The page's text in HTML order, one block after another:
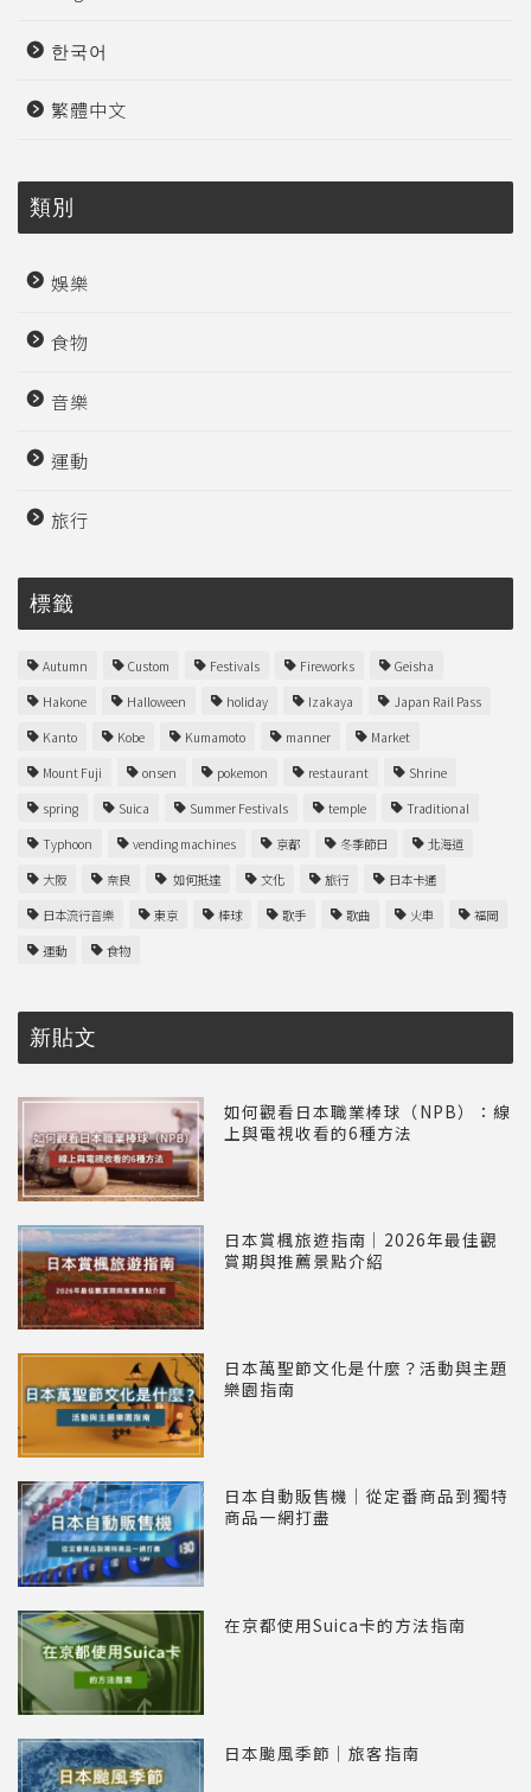
한국어
繁體中文
類別
娛樂
食物
音樂
運動
旅行
標籤
Autumn Custom Festivals Fireworks
Geisha
Hakone
Halloween holiday Izakaya
Japan Rail Pass
Kanto
Kobe Kumamoto manner
Market
Mount Fuji
onsen pokemon restaurant
Shrine
spring
Suica Summer Festivals temple
Traditional
Typhoon
vending machines 京都 冬季節日
北海道
大阪
奈良 如何抵達 文化 旅行
日本卡通
日本流行音樂
東京 棒球 歌手 歌曲 火車
福岡
運動
食物
新貼文
如何觀看日本職業棒球（NPB）：線
上與電視收看的6種方法
日本賞楓旅遊指南｜2026年最佳觀
賞期與推薦景點介紹
日本萬聖節文化是什麼？活動與主題
樂園指南
日本自動販售機｜從定番商品到獨特
商品一網打盡
在京都使用Suica卡的方法指南
日本颱風季節｜旅客指南